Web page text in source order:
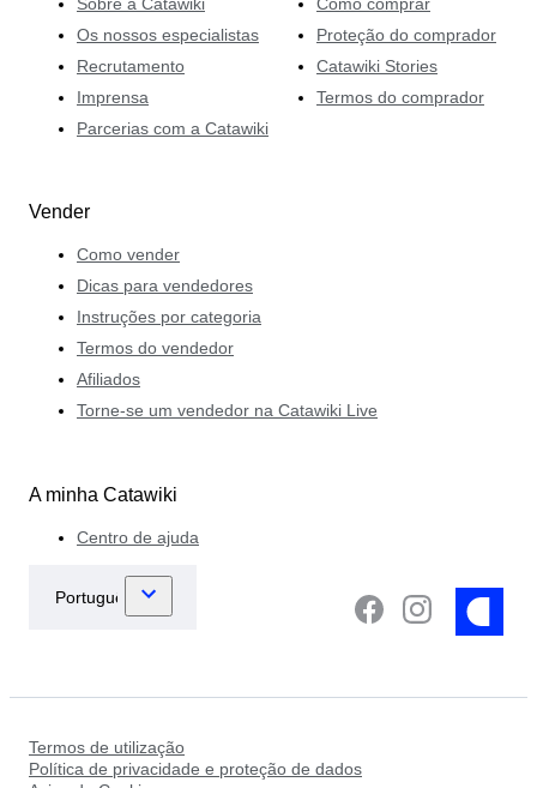
Os nossos especialistas
Recrutamento
Imprensa
Parcerias com a Catawiki
Proteção do comprador
Catawiki Stories
Termos do comprador
Vender
Como vender
Dicas para vendedores
Instruções por categoria
Termos do vendedor
Afiliados
Torne-se um vendedor na Catawiki Live
A minha Catawiki
Centro de ajuda
Termos de utilização
Política de privacidade e proteção de dados